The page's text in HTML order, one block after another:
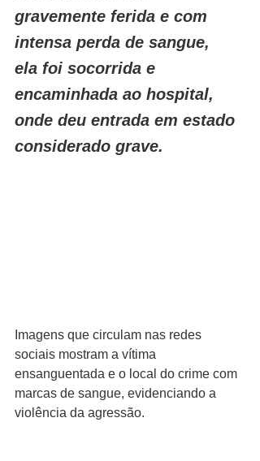
gravemente ferida e com
intensa perda de sangue,
ela foi socorrida e
encaminhada ao hospital,
onde deu entrada em estado
considerado grave.
Imagens que circulam nas redes
sociais mostram a vítima
ensanguentada e o local do crime com
marcas de sangue, evidenciando a
violência da agressão.